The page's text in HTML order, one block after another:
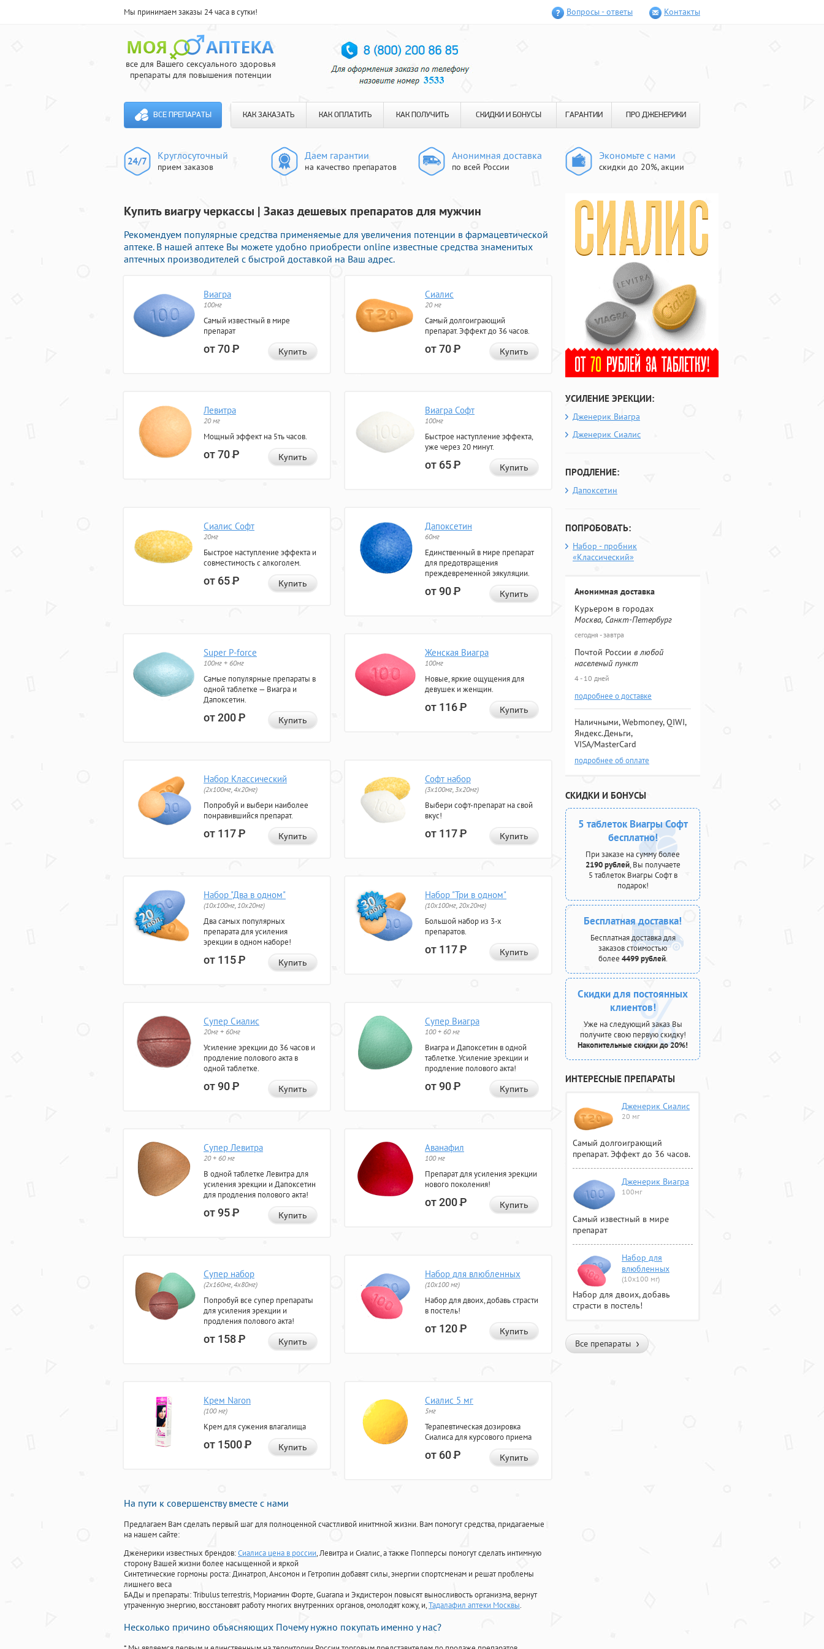
Мы принимаем заказы 24 часа в сутки! Вопросы - ответы Контакты
все для Вашего сексуального здоровья
препараты для повышения потенции
ВСЕ ПРЕПАРАТЫ КАК ЗАКАЗАТЬ КАК ОПЛАТИТЬ КАК ПОЛУЧИТЬ СКИДКИ И БОНУСЫ ГАРАНТИИ ПРО ДЖЕНЕРИКИ
Круглосуточный
прием заказов
Даем гарантии
на качество препаратов
Анонимная доставка
по всей России
Экономьте с нами
скидки до 20%, акции
Купить виагру черкассы | Заказ дешевых препаратов для мужчин
Рекомендуем популярные средства применяемые для увеличения потенции в фармацевтической
аптеке. В нашей аптеке Вы можете удобно приобрести online известные средства знаменитых
аптечных производителей с быстрой доставкой на Ваш адрес.
Виагра
100мг
Самый известный в мире
препарат
от 70Р Купить
Сиалис
20 мг
Самый долгоиграющий
препарат. Эффект до 36 часов.
от 70Р Купить
Левитра
20 мг
Мощный эффект на 5ть часов.
от 70Р Купить
Виагра Софт
100мг
Быстрое наступление эффекта,
уже через 20 минут.
от 65Р Купить
Сиалис Софт
20мг
Быстрое наступление эффекта и
совместимость с алкоголем.
от 65Р Купить
Дапоксетин
60мг
Единственный в мире препарат
для предотвращения
преждевременной эякуляции.
от 90Р Купить
Super P-force
100мг + 60мг
Самые популярные препараты в
одной таблетке — Виагра и
Дапоксетин.
от 200Р Купить
Женская Виагра
100мг
Новые, яркие ощущения для
девушек и женщин.
от 116Р Купить
Набор Классический
(2x100мг, 4x20мг)
Попробуй и выбери наиболее
понравившийся препарат.
от 117Р Купить
Софт набор
(3x100мг, 3x20мг)
Выбери софт-препарат на свой
вкус!
от 117Р Купить
Набор "Два в одном"
(10x100мг, 10x20мг)
Два самых популярных
препарата для усиления
эрекции в одном наборе!
от 115Р Купить
Набор "Три в одном"
(10x100мг, 20x20мг)
Большой набор из 3-х
препаратов.
от 117Р Купить
Супер Сиалис
20мг + 60мг
Усиление эрекции до 36 часов и
продление полового акта в
одной таблетке.
от 90Р Купить
Супер Виагра
100 + 60 мг
Виагра и Дапоксетин в одной
таблетке. Усиление эрекции и
продление полового акта!
от 90Р Купить
Супер Левитра
20 + 60 мг
В одной таблетке Левитра для
усиления эрекции и Дапоксетин
для продления полового акта!
от 95Р Купить
Аванафил
100 мг
Препарат для усиления эрекции
нового поколения!
от 200Р Купить
Супер набор
(2х160мг, 4х80мг)
Попробуй все супер препараты
для усиления эрекции и
продления полового акта!
от 158Р Купить
Набор для влюбленных
(10х100 мг)
Набор для двоих, добавь страсти
в постель!
от 120Р Купить
Крем Naron
(100 мг)
Крем для сужения влагалища
от 1500Р Купить
Сиалис 5 мг
5мг
Терапевтическая дозировка
Сиалиса для курсового приема
от 60Р Купить
На пути к совершенству вместе с нами
Предлагаем Вам сделать первый шаг для полноценной счастливой инитмной жизни. Вам помогут средства, придагаемые
на нашем сайте:
Дженерики известных брендов:Сиалиса цена в россии, Левитра и Сиалис, а также Попперсы помогут сделать интимную
сторону Вашей жизни более насыщенной и яркой
Синтетические гормоны роста: Динатроп, Ансомон и Гетропин добавят силы, энергии спортсменам и решат проблемы
лишнего веса
БАДы и препараты:Tribulus terrestris, Мориамин Форте, Guarana и Экдистерон повысят выносливость организма, вернут
утраченную энергию, восстановят работу многих внутренних органов, омолодят кожу, и,Тадалафил аптеки Москвы.
Несколько причино объясняющих Почему нужно покупать именно у нас?
УСИЛЕНИЕ ЭРЕКЦИИ:
Дженерик Виагра
Дженерик Сиалис
ПРОДЛЕНИЕ:
Дапоксетин
ПОПРОБОВАТЬ:
Набор - пробник
«Классический»
Анонимная доставка
Курьером в городах
Москва, Санкт-Петербург
сегодня - завтра
Почтой России в любой
населеный пункт
4 - 10 дней
подробнее о доставке
Наличными, Webmoney, QIWI,
Яндекс.Деньги,
VISA/MasterCard
подробнее об оплате
СКИДКИ И БОНУСЫ
5 таблеток Виагры Софт
бесплатно!
При заказе на сумму более
2190 рублей, Вы получаете
5 таблеток Виагры Софт в
подарок!
Бесплатная доставка!
Бесплатная доставка для
заказов стоимостью
более 4499 рублей.
Скидки для постоянных
клиентов!
Уже на следующий заказ Вы
получите свою первую скидку!
Накопительные скидки до 20%!
ИНТЕРЕСНЫЕ ПРЕПАРАТЫ
Дженерик Сиалис
20 мг
Самый долгоиграющий
препарат. Эффект до 36 часов.
Дженерик Виагра
100мг
Самый известный в мире
препарат
Набор для
влюбленных
(10х100 мг)
Набор для двоих, добавь
страсти в постель!
Все препараты